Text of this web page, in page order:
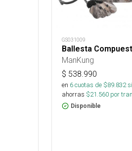
GS031009
Ballesta
ManKung
$ 538.990
en 6cuotas de $89.832
ahorras $21.560 por
Disponible